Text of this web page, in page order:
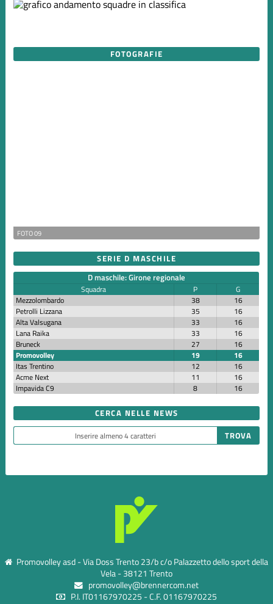
FOTOGRAFIE
FOTO 09
SERIE D MASCHILE
D maschile: Girone regionale
Squadra P
G
Mezzolombardo
38
16
Petrolli Lizzana
35
16
Alta Valsugana
33
16
Lana Raika
33
16
Bruneck
27
16
Promovolley
19
16
Itas Trentino
12
16
Acme Next
11
16
Impavida C9
8 16
CERCA NELLE NEWS
Promovolley asd - Via Doss Trento 23/b c/o Palazzetto dello sport della
Vela - 38121 Trento
promovolley@brennercom.net
P.I. IT01167970225 - C.F. 01167970225